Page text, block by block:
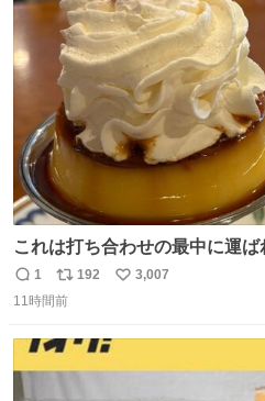
ト
数
数
これは打ち合わせの最中に運
ぎ奪い去ったプリンの写真です
返
信
1
リ
ポ
ト
数
192
い
3,007
11時間前